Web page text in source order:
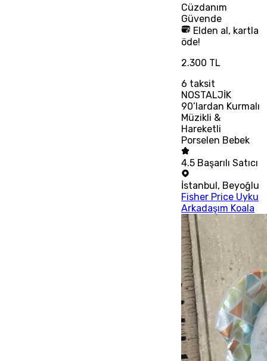
Cüzdanım
Güvende
Elden al, kartla
öde!
2.300 TL
6 taksit
NOSTALJİK
90’lardan Kurmalı
Müzikli &
Hareketli
Porselen Bebek
4.5 Başarılı Satıcı
İstanbul, Beyoğlu
Fisher Price Uyku
Arkadaşım Koala